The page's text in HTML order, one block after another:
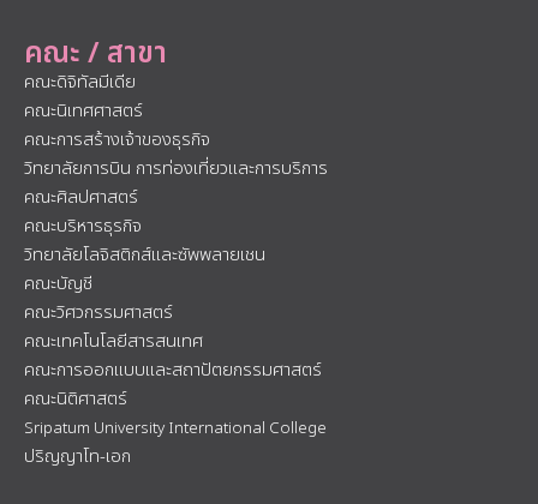
คณะ / สาขา
คณะดิจิทัลมีเดีย
คณะนิเทศศาสตร์
คณะการสร้างเจ้าของธุรกิจ
วิทยาลัยการบิน การท่องเที่ยวและการบริการ
คณะศิลปศาสตร์
คณะบริหารธุรกิจ
วิทยาลัยโลจิสติกส์และซัพพลายเชน
คณะบัญชี
คณะวิศวกรรมศาสตร์
คณะเทคโนโลยีสารสนเทศ
คณะการออกแบบและสถาปัตยกรรมศาสตร์
คณะนิติศาสตร์
Sripatum University International College
ปริญญาโท-เอก